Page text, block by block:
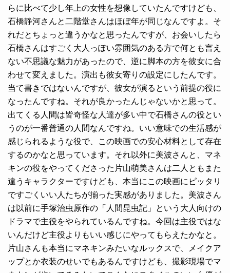
らに比べて少し年上の女性を想像していたんですけども、
石橋静河さんと二階堂さんはほぼ年が同じなんですよ。そ
れだとちょっと違うかなと思ったんですが、お会いしたら
石橋さんはすごく大人っぽい雰囲気のある方で何とも言え
ない不思議な魅力があったので、逆に脚本の方を彼女に合
わせて変えました。演出も彼女寄りの設定にしたんです。
当て書きではないんですが、彼女が演るという前提の役に
なったんですね。それが良かったんじゃないかと思って。
出てくる人間は皆奇怪な人達が多い中で石橋さんの役とい
うのが一番普通の人間なんですね。いい意味での生活感が
感じられるような役で、この映画での安心材料として存在
するのかなと思っています。それ以外に美波さんと、マネ
キンの役をやってくださった片山萌美さんは二人ともまた
違うキャラクターですけども、本当にこの映画にピッタリ
ですごくいい人たちが揃った実感がありました。美波さん
は以前に手塚治虫原作の「人間昆虫記」という大人向けの
ドラマで主役をやられているんですね。今回は主役ではな
いんだけど主役よりもいい感じにやってもらえたかなと。
片山さんも本当にマネキンみたいなルックスで、メイクア
ップとか衣装のせいでもあるんですけども、撮影現場でマ